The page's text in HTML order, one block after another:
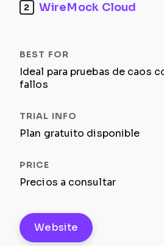
2 WireMock Cloud
Ideal para pruebas de caos
fallos
Plan gratuito disponible
Precios a consultar
Website